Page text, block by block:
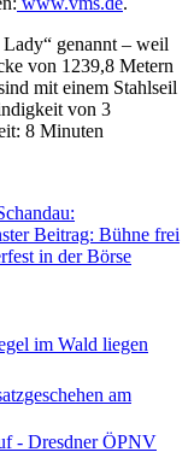
genannt – weil
von 1239,8 Metern
mit einem Stahlseil
von 3
8 Minuten
Beitrag: Bühne frei
in der Börse
im Wald liegen
am
- Dresdner ÖPNV